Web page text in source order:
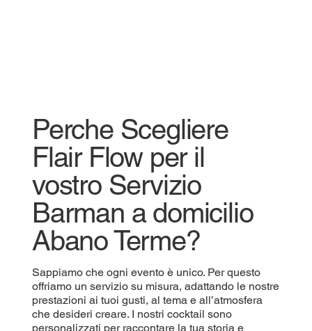
Perche Scegliere
Flair Flow per il
vostro Servizio
Barman a domicilio
Abano Terme?
Sappiamo che ogni evento è unico. Per questo
offriamo un servizio su misura, adattando le nostre
prestazioni ai tuoi gusti, al tema e all’atmosfera
che desideri creare. I nostri cocktail sono
personalizzati per raccontare la tua storia e